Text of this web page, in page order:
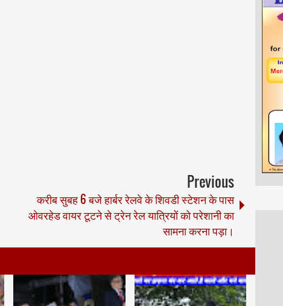
Previous
करीब सुबह 6 बजे हार्बर रेलवे के शिवडी स्टेशन के पास
ओवरहेड वायर टूटने से ट्रेन रेल यात्रियों को परेशानी का
सामना करना पड़ा।